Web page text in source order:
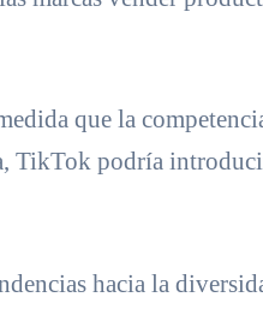
que la
TikTok podría
hacia la